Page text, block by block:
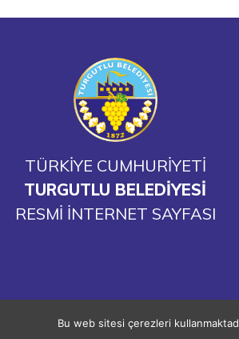
TÜRKİYE CUMHURİYETİ
TURGUTLU BELEDİYESİ
RESMİ İNTERNET SAYFASI
Bu web sitesi çerezleri